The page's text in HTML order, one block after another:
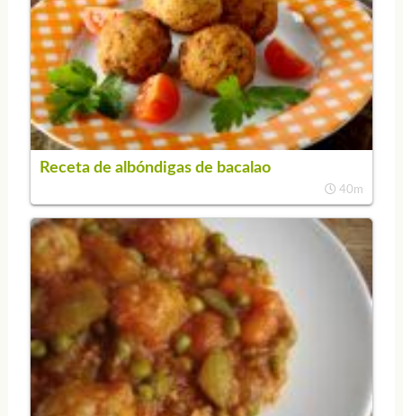
Receta de albóndigas de bacalao
40m